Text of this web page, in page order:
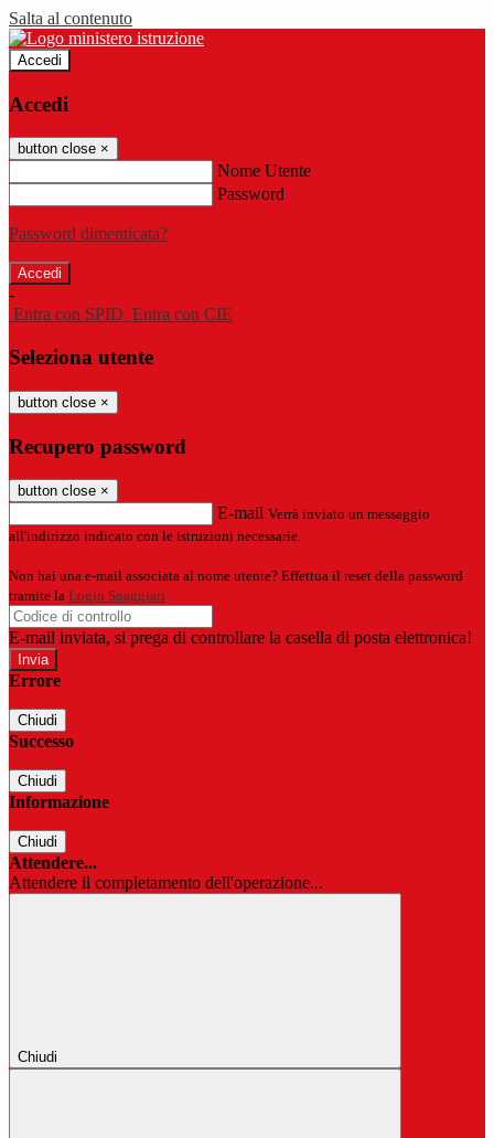
Salta al contenuto
Accedi
Accedi
button close ×
Nome Utente
Password
Password dimenticata?
-
Entra con SPID Entra con CIE
Seleziona utente
button close ×
Recupero password
button close ×
E-mail Verrà inviato un messaggio
all'indirizzo indicato con le istruzioni necessarie.
Non hai una e-mail associata al nome utente? Effettua il reset della password
tramite la Login Spaggiari
E-mail inviata, si prega di controllare la casella di posta elettronica!
Errore
Chiudi
Successo
Chiudi
Informazione
Chiudi
Attendere...
Attendere il completamento dell'operazione...
Chiudi